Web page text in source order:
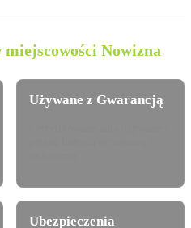
Nowizna
Używane z Gwarancją
Ubezpieczenia